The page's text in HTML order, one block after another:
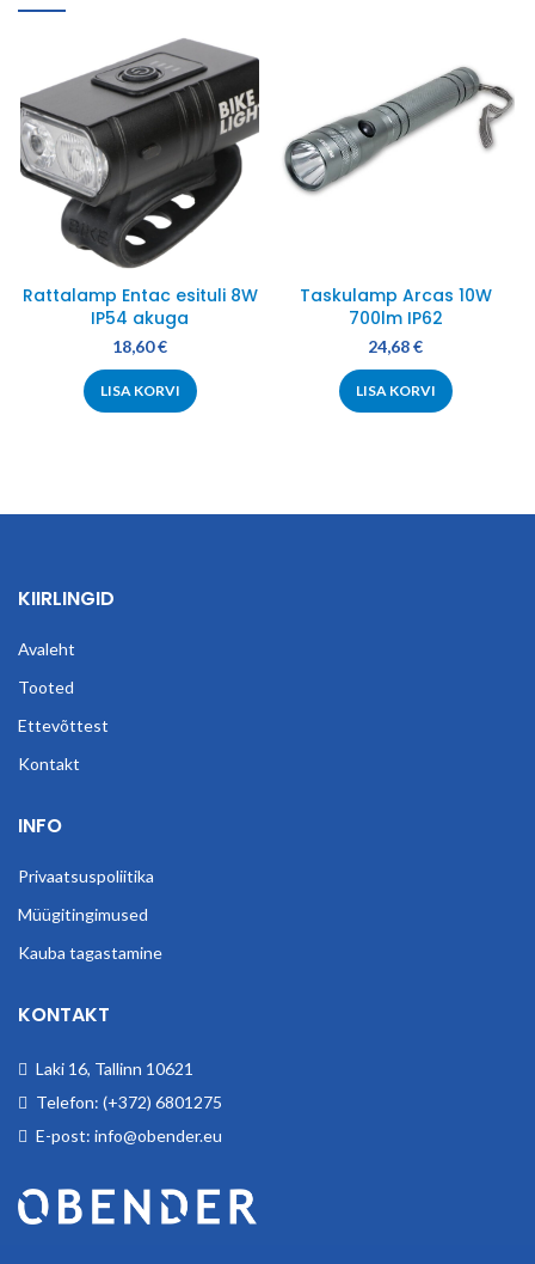
Rattalamp Entac esituli 8W
IP54 akuga
18,60€
LISA KORVI
Taskulamp Arcas 10W
700lm IP62
24,68€
LISA KORVI
KIIRLINGID
Avaleht
Tooted
Ettevõttest
Kontakt
INFO
Privaatsuspoliitika
Müügitingimused
Kauba tagastamine
KONTAKT
Laki 16, Tallinn 10621
Telefon: (+372) 6801275
E-post: info@obender.eu